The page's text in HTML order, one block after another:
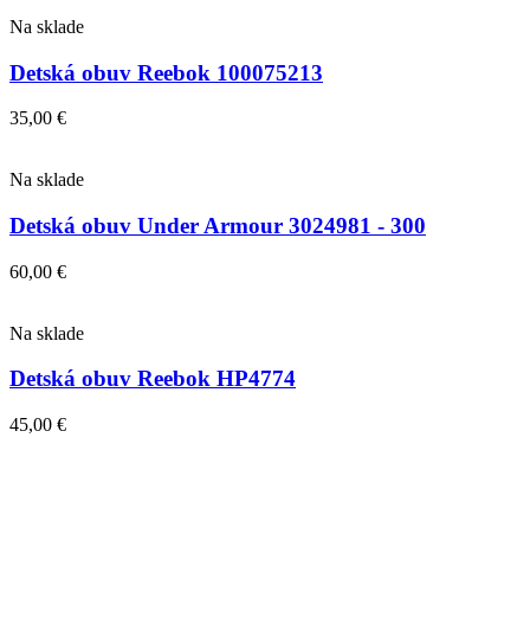
Na sklade
Detská obuv Reebok 100075213
35,00 €
Na sklade
Detská obuv Under Armour 3024981 - 300
60,00 €
Na sklade
Detská obuv Reebok HP4774
45,00 €